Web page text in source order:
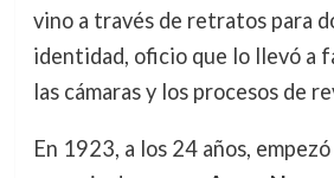
vino a través de retratos para
identidad, oficio que lo llevó a
las cámaras y los procesos de
En 1923, a los 24 años,